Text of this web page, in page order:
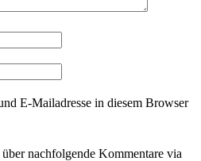
E-Mailadresse in diesem Browser
nachfolgende Kommentare via